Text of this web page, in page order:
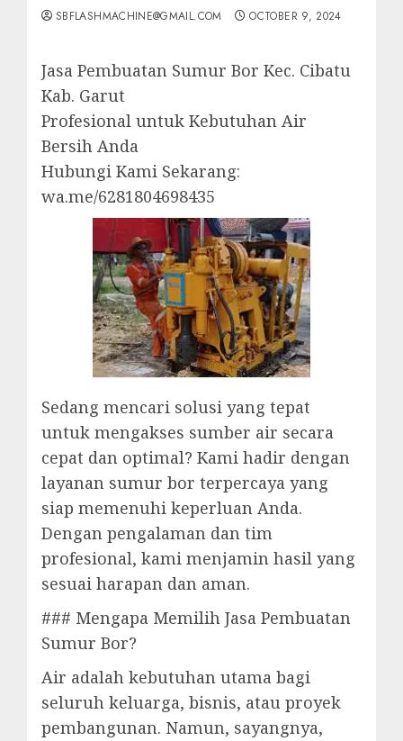
SBFLASHMACHINE@GMAIL.COM OCTOBER 9, 2024
Jasa Pembuatan Sumur Bor Kec. Cibatu
Kab. Garut
Profesional untuk Kebutuhan Air
Bersih Anda
Hubungi Kami Sekarang:
wa.me/6281804698435
Sedang mencari solusi yang tepat
untuk mengakses sumber air secara
cepat dan optimal? Kami hadir dengan
layanan sumur bor terpercaya yang
siap memenuhi keperluan Anda.
Dengan pengalaman dan tim
profesional, kami menjamin hasil yang
sesuai harapan dan aman.
### Mengapa Memilih Jasa Pembuatan
Sumur Bor?
Air adalah kebutuhan utama bagi
seluruh keluarga, bisnis, atau proyek
pembangunan. Namun, sayangnya,